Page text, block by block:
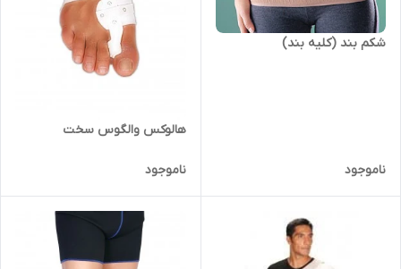
شکم بند (کلیه بند)
ناموجود
هالوکس والگوس سخت
ناموجود